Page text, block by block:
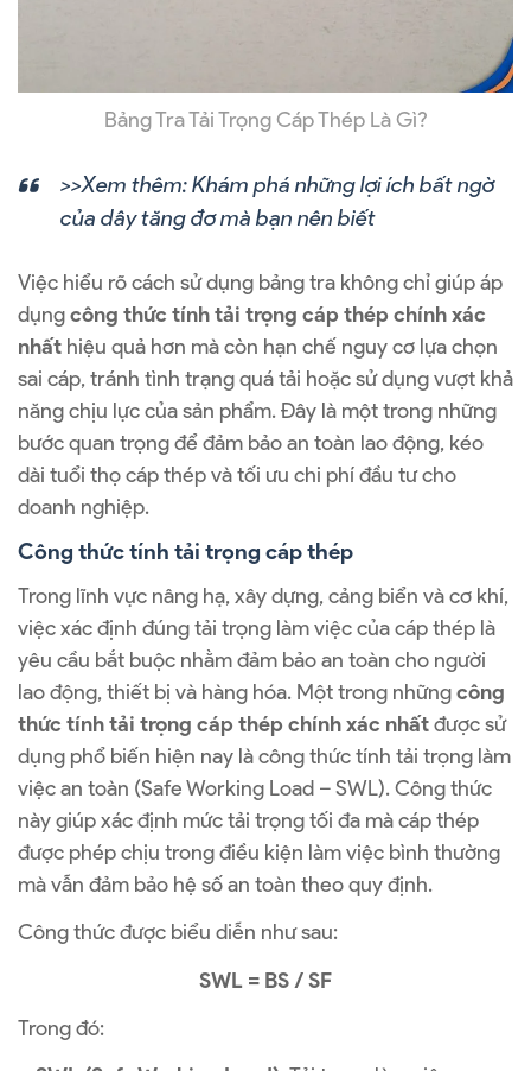
Bảng Tra Tải Trọng Cáp Thép Là Gì?
>>Xem thêm:Khám phá những lợi ích bất ngờ
của dây tăng đơ mà bạn nên biết
Việc hiểu rõ cách sử dụng bảng tra không chỉ giúp áp
dụngcông thức tính tải trọng cáp thép chính xác
nhất hiệu quả hơn mà còn hạn chế nguy cơ lựa chọn
sai cáp, tránh tình trạng quá tải hoặc sử dụng vượt khả
năng chịu lực của sản phẩm. Đây là một trong những
bước quan trọng để đảm bảo an toàn lao động, kéo
dài tuổi thọ cáp thép và tối ưu chi phí đầu tư cho
doanh nghiệp.
Công thức tính tải trọng cáp thép
Trong lĩnh vực nâng hạ, xây dựng, cảng biển và cơ khí,
việc xác định đúng tải trọng làm việc của cáp thép là
yêu cầu bắt buộc nhằm đảm bảo an toàn cho người
lao động, thiết bị và hàng hóa. Một trong nhữngcông
thức tính tải trọng cáp thép chính xác nhấtđược sử
dụng phổ biến hiện nay là công thức tính tải trọng làm
việc an toàn (Safe Working Load – SWL). Công thức
này giúp xác định mức tải trọng tối đa mà cáp thép
được phép chịu trong điều kiện làm việc bình thường
mà vẫn đảm bảo hệ số an toàn theo quy định.
Công thức được biểu diễn như sau:
SWL = BS / SF
Trong đó: